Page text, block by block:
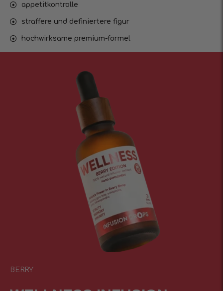
appetitkontrolle
straffere und definiertere figur
hochwirksame premium-formel
BERRY